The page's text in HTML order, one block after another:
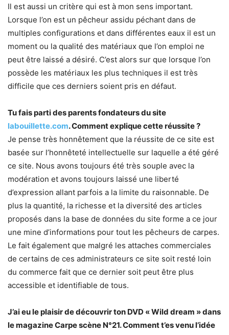
Il est aussi un critère qui est à mon sens important.
Lorsque l’on est un pêcheur assidu péchant dans de
multiples configurations et dans différentes eaux il est un
moment ou la qualité des matériaux que l’on emploi ne
peut être laissé a désiré. C’est alors sur que lorsque l’on
possède les matériaux les plus techniques il est très
difficile que ces derniers soient pris en défaut.
Tu fais parti des parents fondateurs du site
labouillette.com. Comment explique cette réussite ?
Je pense très honnêtement que la réussite de ce site est
basée sur l’honnêteté intellectuelle sur laquelle a été géré
ce site. Nous avons toujours été très souple avec la
modération et avons toujours laissé une liberté
d’expression allant parfois a la limite du raisonnable. De
plus la quantité, la richesse et la diversité des articles
proposés dans la base de données du site forme a ce jour
une mine d’informations pour tout les pêcheurs de carpes.
Le fait également que malgré les attaches commerciales
de certains de ces administrateurs ce site soit resté loin
du commerce fait que ce dernier soit peut être plus
accessible et identifiable de tous.
J’ai eu le plaisir de découvrir ton DVD « Wild dream » dans
le magazine Carpe scène N°21. Comment t’es venu l’idée